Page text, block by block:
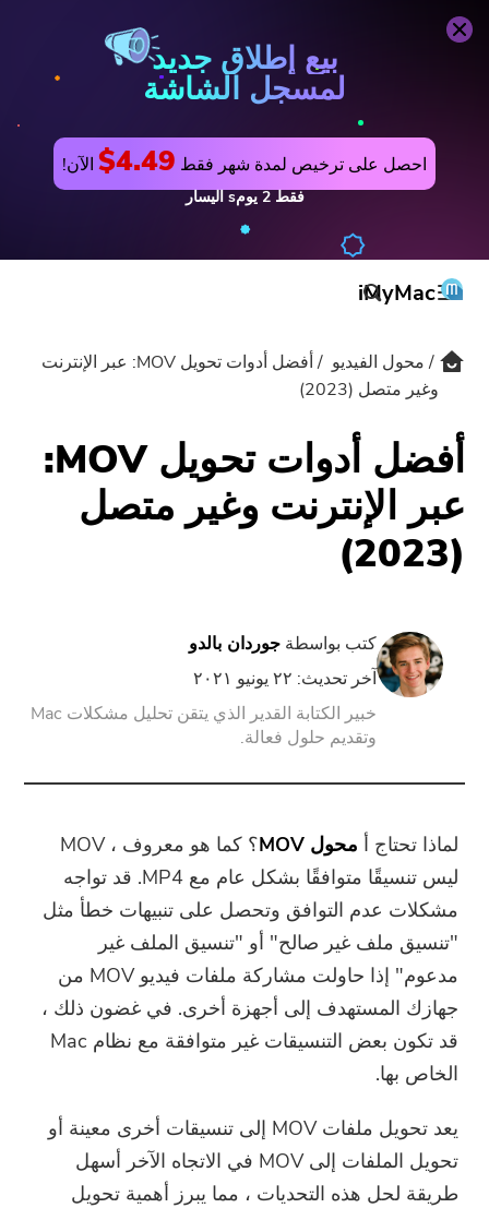
بيع إطلاق جديد
لمسجل الشاشة
احصل على ترخيص لمدة شهر فقط $4.49 الآن!
فقط2 يومs اليسار
iMyMac
المنتج والحل
PowerMyMac
PowerUninstall
شاشة مسجل
ضاغط قوات الدفاع الشعبي
تحويل الفيديو مجانا
محرر فيديو مجانا
ضاغط صور مجاني
قوات الدفاع الشعبي الحر ضاغط
الدعم
اشتري الآن
محول الفيديو
أفضل أدوات تحويل MOV: عبر الإنترنت
وغير متصل (2023)
أفضل أدوات تحويل MOV:
عبر الإنترنت وغير متصل
(2023)
كتب بواسطة جوردان بالدو
آخر تحديث: ٢٢ يونيو ٢٠٢١
خبير الكتابة القدير الذي يتقن تحليل مشكلات Mac
وتقديم حلول فعالة.
لماذا تحتاج أ محول MOV
؟ كما هو معروف ، MOV
ليس تنسيقًا متوافقًا بشكل عام مع MP4. قد تواجه
مشكلات عدم التوافق وتحصل على تنبيهات خطأ مثل
"تنسيق ملف غير صالح" أو "تنسيق الملف غير
مدعوم" إذا حاولت مشاركة ملفات فيديو MOV من
جهازك المستهدف إلى أجهزة أخرى. في غضون ذلك ،
قد تكون بعض التنسيقات غير متوافقة مع نظام Mac
الخاص بها.
يعد تحويل ملفات MOV إلى تنسيقات أخرى معينة أو
تحويل الملفات إلى MOV في الاتجاه الآخر أسهل
طريقة لحل هذه التحديات ، مما يبرز أهمية تحويل